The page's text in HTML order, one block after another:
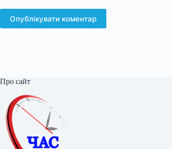
Опублікувати коментар
Про сайт